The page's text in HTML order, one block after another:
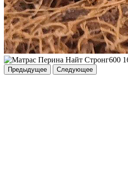
Предыдущее Следующее